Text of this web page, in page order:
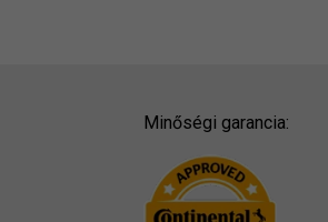
Minőségi garancia: